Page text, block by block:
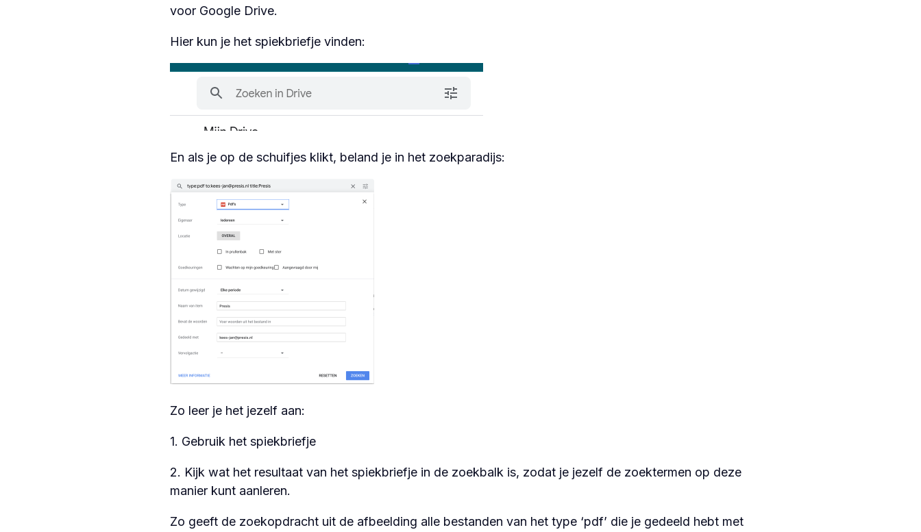
voor Google Drive.
Hier kun je het spiekbriefje vinden:
En als je op de schuifjes klikt, beland je in het zoekparadijs:
Zo leer je het jezelf aan:
1. Gebruik het spiekbriefje
2. Kijk wat het resultaat van het spiekbriefje in de zoekbalk is, zodat je jezelf de zoektermen op deze
manier kunt aanleren.
Zo geeft de zoekopdracht uit de afbeelding alle bestanden van het type ‘pdf’ die je gedeeld hebt met